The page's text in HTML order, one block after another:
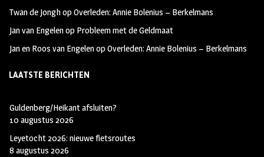
Twan de JonghopOverleden: Annie Bolenius – Berkelmans
Jan van Engelenop Probleem met de Geldmaat
Jan en Roos van EngelenopOverleden: Annie Bolenius – Berkelmans
LAATSTE BERICHTEN
Guldenberg/Heikant afsluiten?
10 augustus 2026
Leyetocht 2026: nieuwe fietsroutes
8 augustus 2026